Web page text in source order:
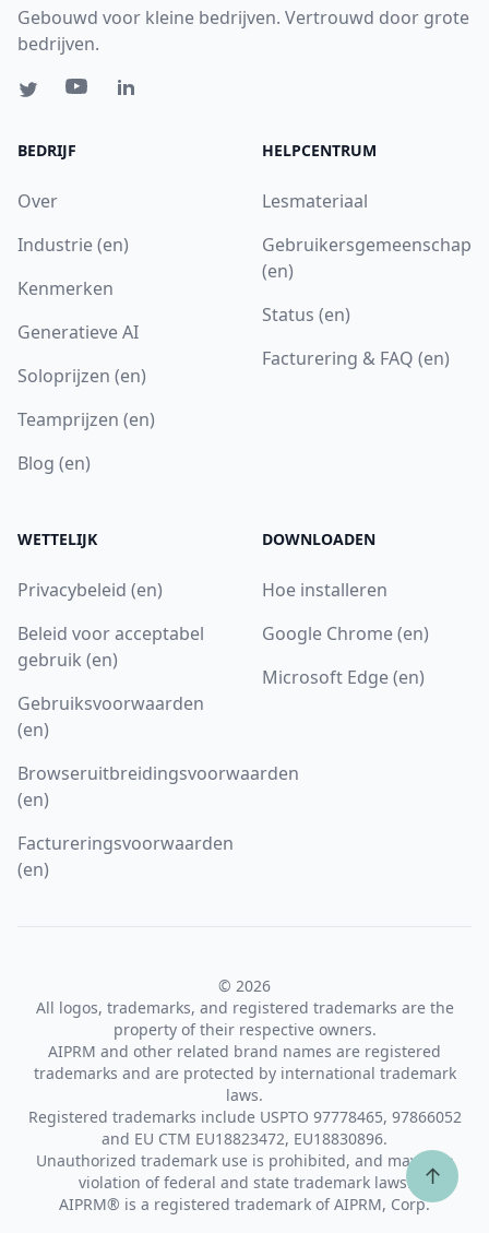
Gebouwd voor kleine bedrijven. Vertrouwd door grote
bedrijven.
BEDRIJF
Over
Industrie (en)
Kenmerken
Generatieve AI
Soloprijzen (en)
Teamprijzen (en)
Blog (en)
HELPCENTRUM
Lesmateriaal
Gebruikersgemeenschap
(en)
Status (en)
Facturering & FAQ (en)
WETTELIJK
Privacybeleid (en)
Beleid voor acceptabel
gebruik (en)
Gebruiksvoorwaarden
(en)
Browseruitbreidingsvoorwaarden
(en)
Factureringsvoorwaarden
(en)
DOWNLOADEN
Hoe installeren
Google Chrome (en)
Microsoft Edge (en)
© 2026
All logos, trademarks, and registered trademarks are the
property of their respective owners.
AIPRM and other related brand names are registered
trademarks and are protected by international trademark
laws.
Registered trademarks include USPTO 97778465, 97866052
and EU CTM EU18823472, EU18830896.
Unauthorized trademark use is prohibited, and may be a
violation of federal and state trademark laws.
AIPRM® is a registered trademark of AIPRM, Corp.
↑